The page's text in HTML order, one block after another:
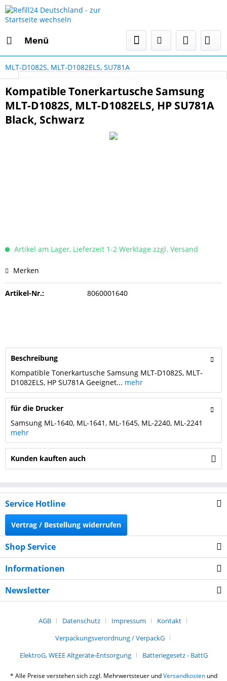
Menü
MLT-D1082S, MLT-D1082ELS, SU781A
Kompatible Tonerkartusche Samsung
MLT-D1082S, MLT-D1082ELS, HP SU781A
Black, Schwarz
Artikel am Lager, Lieferzeit 1-2 Werktage zzgl. Versand
Merken
Artikel-Nr.: 8060001640
Beschreibung
Kompatible Tonerkartusche Samsung MLT-D1082S, MLT-
D1082ELS, HP SU781A Geeignet... mehr
für die Drucker
Samsung ML-1640, ML-1641, ML-1645, ML-2240, ML-2241
mehr
Kunden kauften auch
Service Hotline
Vertrag / Bestellung widerrufen
Shop Service
Informationen
Newsletter
AGB Datenschutz Impressum
Kontakt
Verpackungsverordnung / VerpackG
ElektroG, WEEE Altgeräte-Entsorgung
Batteriegesetz - BattG
* Alle Preise verstehen sich zzgl. Mehrwertsteuer undVersandkostenund